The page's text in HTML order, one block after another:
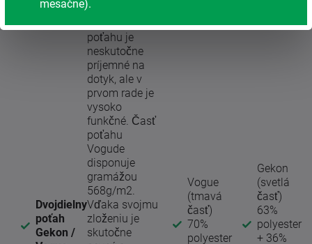
Dvojdielny
poťah
Gekon /
Nové
prevedenie
poťahu je
neskutočne
príjemné na
dotyk, ale v
prvom rade je
vysoko
funkčné. Časť
poťahu
Vogude
disponuje
gramážou
568g/m2.
Vďaka svojmu
zloženiu je
skutočne
Vogue
(tmavá
časť)
70%
polyester
Gekon
(svetlá
časť)
63%
polyester
+ 36%
mesačne).